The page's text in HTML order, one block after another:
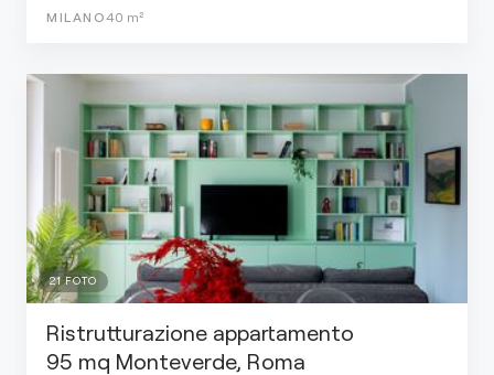
MILANO40 m²
21 FOTO
Ristrutturazione appartamento
95 mq Monteverde, Roma